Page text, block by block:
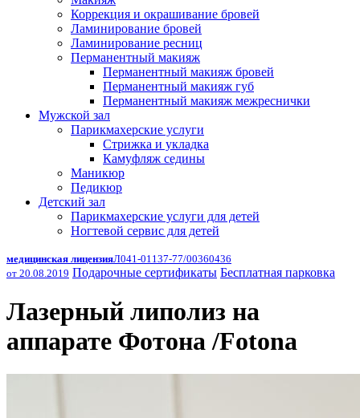
Коррекция и окрашивание бровей
Ламинирование бровей
Ламинирование ресниц
Перманентный макияж
Перманентный макияж бровей
Перманентный макияж губ
Перманентный макияж межреснички
Мужской зал
Парикмахерские услуги
Стрижка и укладка
Камуфляж седины
Маникюр
Педикюр
Детский зал
Парикмахерские услуги для детей
Ногтевой сервис для детей
медицинская лицензияЛ041-01137-77/00360436
от 20.08.2019 Подарочные сертификаты Бесплатная парковка
Лазерный липолиз на
аппарате Фотона /Fotona